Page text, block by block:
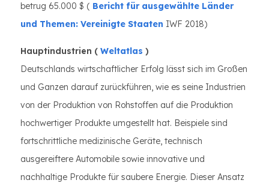
betrug 65.000 $ ( Bericht für ausgewählte Länder
und Themen: Vereinigte Staaten IWF 2018)
Hauptindustrien ( Weltatlas )
Deutschlands wirtschaftlicher Erfolg lässt sich im Großen
und Ganzen darauf zurückführen, wie es seine Industrien
von der Produktion von Rohstoffen auf die Produktion
hochwertiger Produkte umgestellt hat. Beispiele sind
fortschrittliche medizinische Geräte, technisch
ausgereiftere Automobile sowie innovative und
nachhaltige Produkte für saubere Energie. Dieser Ansatz